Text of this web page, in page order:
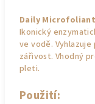
Daily
Ikonický
ve vodě.
zářivost. Vhodný
pleti.
Použití: